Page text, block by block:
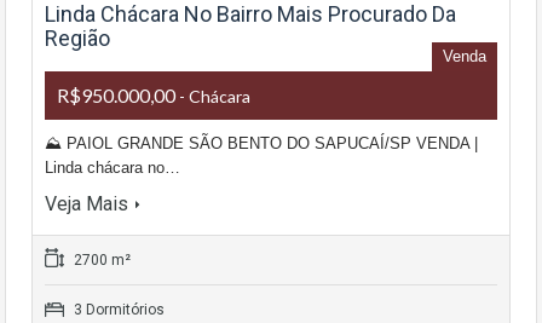
Linda Chácara No Bairro Mais Procurado Da
Região
Venda
R$950.000,00- Chácara
⛰ PAIOL GRANDE SÃO BENTO DO SAPUCAÍ/SP VENDA |
Linda chácara no…
Veja Mais
2700 m²
3 Dormitórios